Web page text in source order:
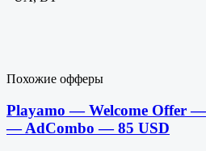
Похожие офферы
Playamo — Welcome Offer
— AdCombo — 85 USD